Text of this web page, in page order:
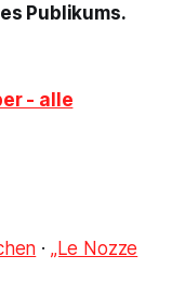
Publikums.
- alle
· „Le Nozze